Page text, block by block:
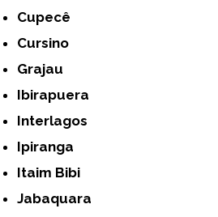
Cupecê
Cursino
Grajau
Ibirapuera
Interlagos
Ipiranga
Itaim Bibi
Jabaquara